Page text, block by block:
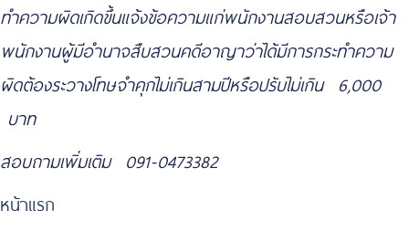
ทำความผิดเกิดขึ้นแจ้งข้อความแก่พนักงานสอบสวนหรือเจ้า
พนักงานผู้มีอำนาจสืบสวนคดีอาญาว่าได้มีการกระทำความ
ผิดต้องระวางโทษจำคุกไม่เกินสามปีหรือปรับไม่เกิน 6,000
บาท
สอบถามเพิ่มเติม 091-0473382
หน้าแรก